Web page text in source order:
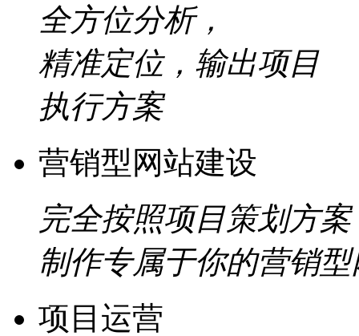
全方位分析，
精准定位，输出项目
执行方案
营销型网站建设
完全按照项目策划方案
制作专属于你的营销
项目运营